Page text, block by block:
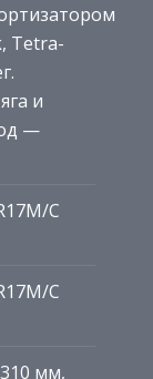
Tetra-
и
—
C
C
мм,